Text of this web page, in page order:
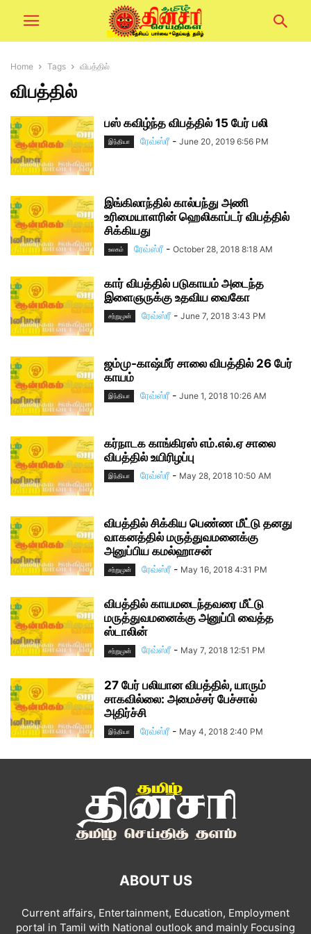
Home Tags விபத்தில்
விபத்தில்
பஸ் கவிழ்ந்த விபத்தில் 15 பேர் பலி
இந்தியா ரேவ்ஸ்ரீ - June 20, 2019 6:56 PM
இங்கிலாந்தில் கால்பந்து அணி
உரிமையாளரின் ஹெலிகாப்டர் விபத்தில்
சிக்கியது
உலகம் ரேவ்ஸ்ரீ - October 28, 2018 8:18 AM
கார் விபத்தில் படுகாயம் அடைந்த
இளைஞருக்கு உதவிய வைகோ
சற்றுமுன் ரேவ்ஸ்ரீ - June 7, 2018 3:43 PM
ஜம்மு-காஷ்மீர் சாலை விபத்தில் 26 பேர்
காயம்
இந்தியா ரேவ்ஸ்ரீ - June 1, 2018 10:26 AM
கர்நாடக காங்கிரஸ் எம்.எல்.ஏ சாலை
விபத்தில் உயிரிழப்பு
இந்தியா ரேவ்ஸ்ரீ - May 28, 2018 10:50 AM
விபத்தில் சிக்கிய பெண்ண மீட்டு தனது
வாகனத்தில் மருத்துவமனைக்கு
அனுப்பிய கமல்ஹாசன்
சற்றுமுன் ரேவ்ஸ்ரீ - May 16, 2018 4:31 PM
விபத்தில் காயமடைந்தவரை மீட்டு
மருத்துவமனைக்கு அனுப்பி வைத்த
ஸ்டாலின்
சற்றுமுன் ரேவ்ஸ்ரீ - May 7, 2018 12:51 PM
27 பேர் பலியான விபத்தில், யாரும்
சாகவில்லை: அமைச்சர் பேச்சால்
அதிர்ச்சி
இந்தியா ரேவ்ஸ்ரீ - May 4, 2018 2:40 PM
ABOUT US
Current affairs, Entertainment, Education, Employment
portal in Tamil with National outlook and mainly Focusing